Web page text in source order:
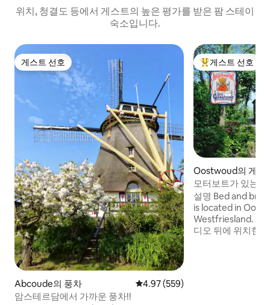
위치, 청결도 등에서 게스트의 높은 평가를 받은 팜 스테이
숙소입니다.
게스트 선호
게스트 선호
Abcoude의 풍차 평점 4.97점(5점 만점), 후기 559
4.97 (559)
암스테르담에서 가까운 풍차!!
상위 게스트 선호
게스트 선호
Oostwoud의 게스
모터보트가 있는
설명 Bed and
is located in
Westfriesland. 깊
디오 뒤에 위치한